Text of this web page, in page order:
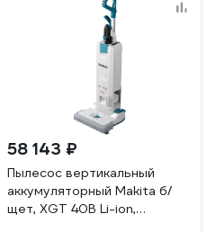
58 143 ₽
Пылесос вертикальный
аккумуляторный Makita б/
щет, XGT 40В Li-ion,